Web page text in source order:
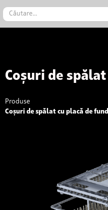
Coșuri de
Produse
Coșuri de spălat cu placă de fund